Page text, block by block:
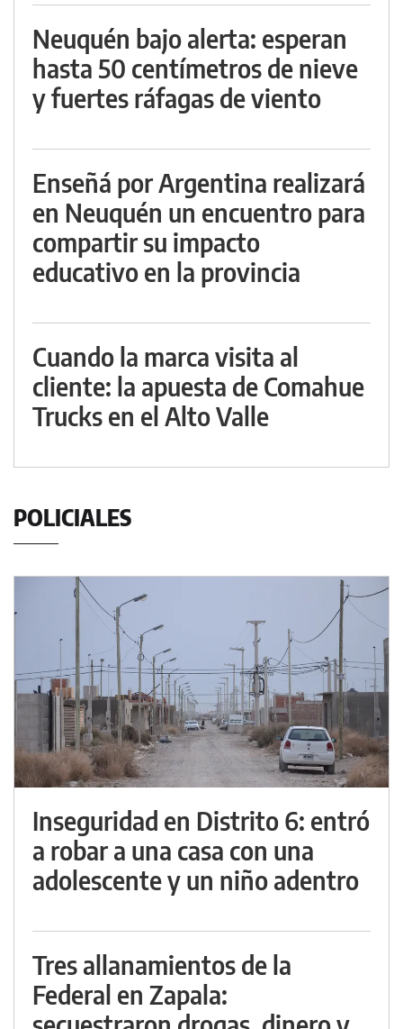
Neuquén bajo alerta: esperan
hasta 50 centímetros de nieve
y fuertes ráfagas de viento
Enseñá por Argentina realizará
en Neuquén un encuentro para
compartir su impacto
educativo en la provincia
Cuando la marca visita al
cliente: la apuesta de Comahue
Trucks en el Alto Valle
POLICIALES
Inseguridad en Distrito 6: entró
a robar a una casa con una
adolescente y un niño adentro
Tres allanamientos de la
Federal en Zapala: